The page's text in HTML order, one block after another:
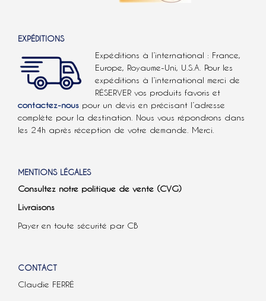
EXPÉDITIONS
Expéditions à l’international : France,
Europe, Royaume-Uni, U.S.A. Pour les
expéditions à l’international merci de
RÉSERVER vos produits favoris et
contactez-nous pour un devis en précisant l’adresse
complète pour la destination. Nous vous répondrons dans
les 24h après réception de votre demande. Merci.
MENTIONS LÉGALES
Consultez notre politique de vente (CVG)
Livraisons
Payer en toute sécurité par CB
CONTACT
Claudie FERRÉ